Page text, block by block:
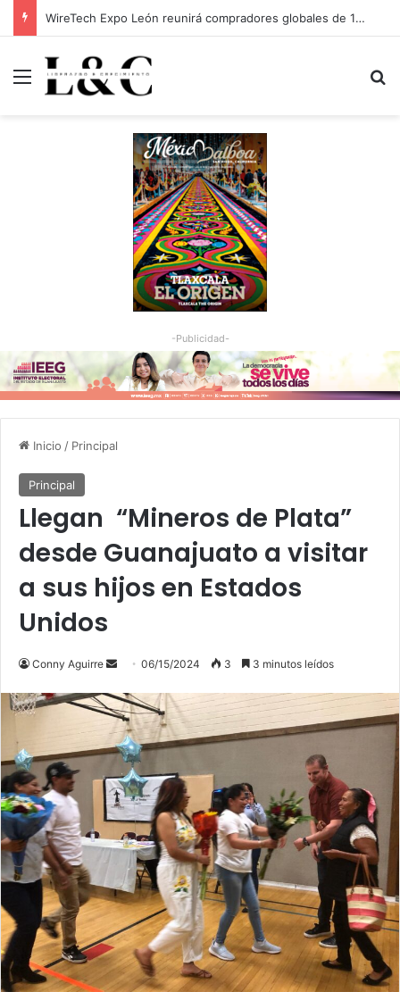
WireTech Expo León reunirá compradores globales de 17 países
Menu
-Publicidad-
Inicio / Principal
Principal
Llegan “Mineros de Plata”
desde Guanajuato a visitar
a sus hijos en Estados
Unidos
Conny Aguirre
n
d
a
n
e
m
a
06/15/2024 3 3 minutos leídos